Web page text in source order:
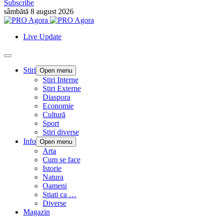
Subscribe
sâmbătă 8 august 2026
Live Update
Stiri Open menu
Stiri Interne
Stiri Externe
Diaspora
Economie
Cultură
Sport
Stiri diverse
Info Open menu
Arta
Cum se face
Istorie
Natura
Oameni
Stiati ca …
Diverse
Magazin